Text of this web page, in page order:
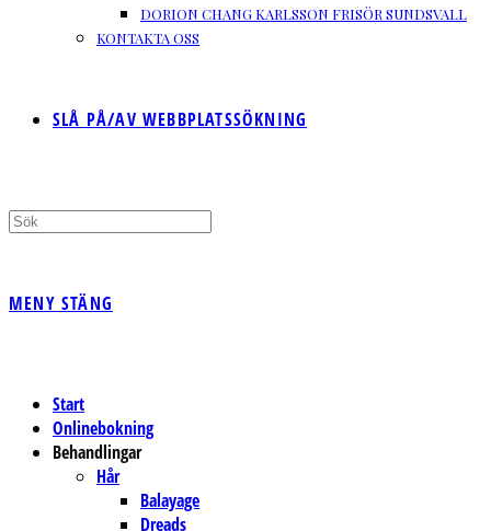
DORION CHANG KARLSSON FRISÖR SUNDSVALL
KONTAKTA OSS
SLÅ PÅ/AV WEBBPLATSSÖKNING
MENY STÄNG
Start
Onlinebokning
Behandlingar
Hår
Balayage
Dreads